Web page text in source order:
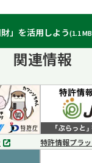
」を活用しよう(1.1
関連情報
別
特許情報プラ